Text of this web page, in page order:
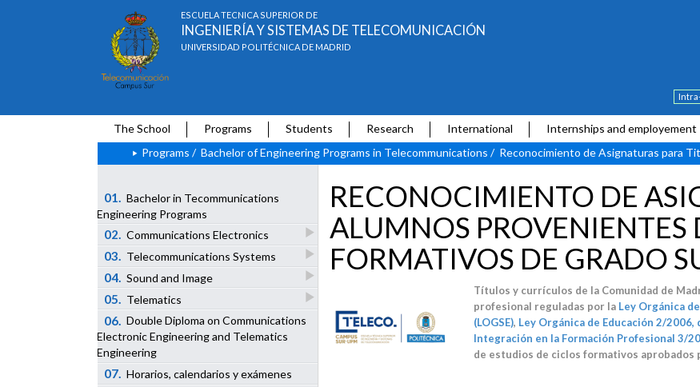
ESCUELA TÉCNICA SUPERIOR DE
INGENIERÍA Y SISTEMAS DE TELECOMUNICACIÓN
UNIVERSIDAD POLITÉCNICA DE MADRID
The School Programs Students Research International
Internships and employement
Programs / Bachelor of Engineering Programs in Telecommunications / Reconocimiento de Asignaturas para
01. Bachelor in Tecommunications
Engineering Programs
02. Communications Electronics
03. Telecommunications Systems
04. Sound and Image
05. Telematics
06.
Double Diploma on Communications
Electronic Engineering and Telematics
Engineering
07. Horarios, calendarios y exámenes
RECONOCIMIENTO DE
ALUMNOS PROVENIENTES
FORMATIVOS DE GRADO
Títulos y currículos de la Comunidad de
profesional reguladas por la Ley Orgánica
(LOGSE), Ley Orgánica de Educación 2/2006,
Integración en la Formación Profesional 3/
de estudios de ciclos formativos aprobados